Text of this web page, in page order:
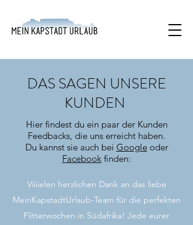
DAS SAGEN UNSERE
KUNDEN
Hier findest du ein paar der Kunden
Feedbacks, die uns erreicht haben.
Du kannst sie auch bei Googleoder
Facebook finden:
Viiiielen herzlichen Dank an das liebe
MeinKapstadtUrlaub-Team für die perfekten
Flitterwochen in Südafrika! Jede eurer